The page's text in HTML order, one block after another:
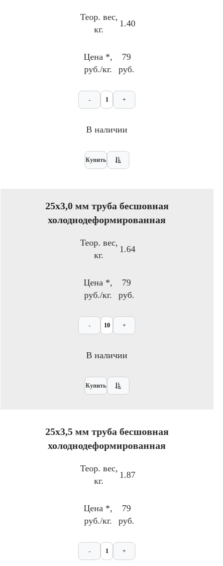
Теор. вес,
кг.
1.40
Цена *,
руб./кг.
79
руб.
- +
В наличии
Купить
25х3,0 мм труба бесшовная
холоднодеформированная
Теор. вес,
кг.
1.64
Цена *,
руб./кг.
79
руб.
- +
В наличии
Купить
25х3,5 мм труба бесшовная
холоднодеформированная
Теор. вес,
кг.
1.87
Цена *,
руб./кг.
79
руб.
- +